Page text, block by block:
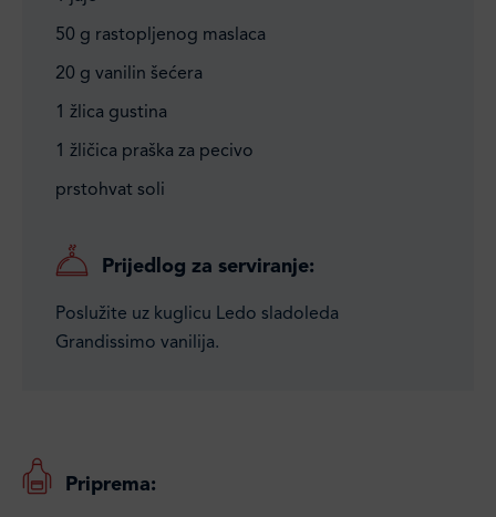
50 g rastopljenog maslaca
20 g vanilin šećera
1 žlica gustina
1 žličica praška za pecivo
prstohvat soli
Prijedlog za serviranje:
Poslužite uz kuglicu Ledo sladoleda
Grandissimo vanilija.
Priprema: